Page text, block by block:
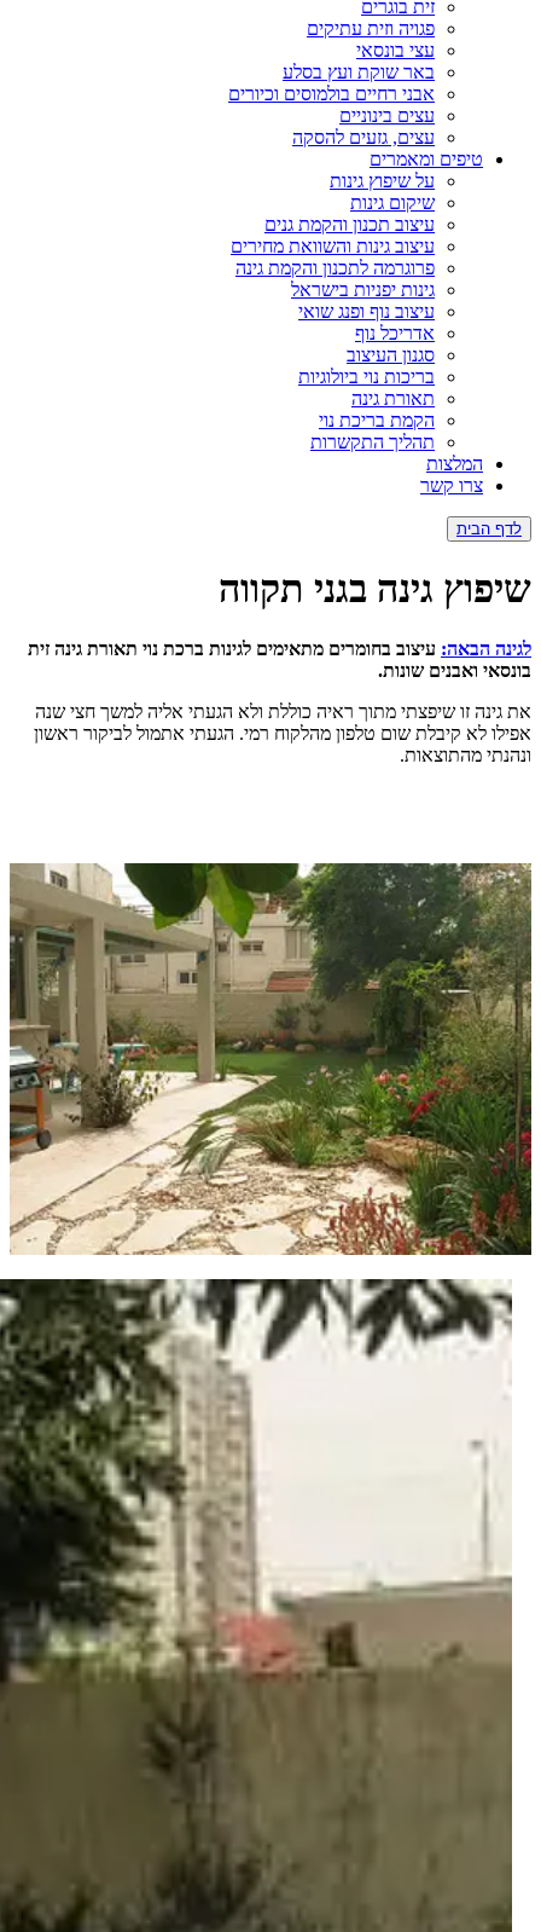
זית בוגרים
פגויה וזית עתיקים
עצי בונסאי
באר שוקת ועץ בסלע
אבני רחיים בולמוסים וכיורים
עצים בינוניים
עצים, גזעים להסקה
ומאמרים
על שיפוץ גינות
שיקום גינות
עיצוב תכנון והקמת גנים
עיצוב גינות והשוואת מחירים
פרוגרמה לתכנון והקמת גינה
גינות יפניות בישראל
עיצוב נוף ופנג שואי
אדריכל נוף
סגנון העיצוב
בריכות נוי ביולוגיות
תאורת גינה
הקמת בריכת נוי
תהליך התקשרות
גינה בגני תקווה
עיצוב בחומרים מתאימים לגינות ברכת נוי תאורת גינה זית
שונות.
שיפצתי מתוך ראיה כוללת ולא הגעתי אליה למשך חצי שנה
שום טלפון מהלקוח רמי. הגעתי אתמול לביקור ראשון